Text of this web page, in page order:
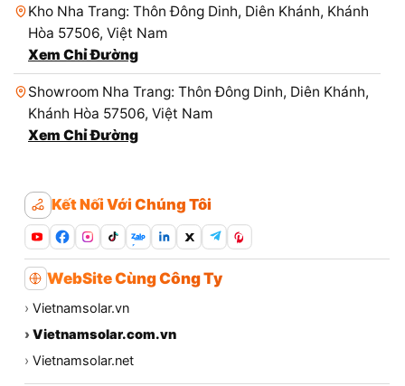
Kho Nha Trang: Thôn Đông Dinh, Diên Khánh, Khánh
Hòa 57506, Việt Nam
Xem Chỉ Đường
Showroom Nha Trang: Thôn Đông Dinh, Diên Khánh,
Khánh Hòa 57506, Việt Nam
Xem Chỉ Đường
Kết Nối Với Chúng Tôi
Zalo
WebSite Cùng Công Ty
› Vietnamsolar.vn
› Vietnamsolar.com.vn
› Vietnamsolar.net